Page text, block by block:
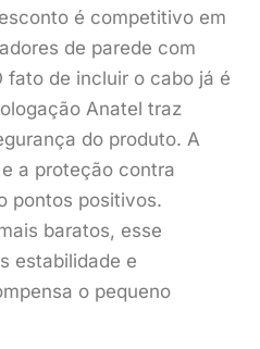
é competitivo em
de parede com
fato de incluir o cabo já é
Anatel traz
do produto. A
a proteção contra
pontos positivos.
baratos, esse
estabilidade e
o pequeno